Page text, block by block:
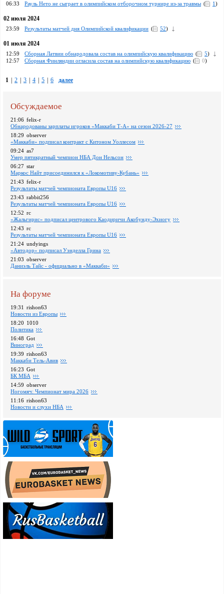
06:33
Рауль Нето не сыграет в олимпийском отборочном турнире из-за травмы ( 1)
02 июля 2024
23:59 Результаты матчей дня Олимпийской квалификации ( 52)
01 июля 2024
12:59 Сборная Латвии обнародовала состав на олимпийскую квалификацию ( 5)
12:57
Сборная Финляндии огласила состав на олимпийскую квалификацию ( 0)
1 2 3 4 5 6 далее
Обсуждаемое
21:06 felix-r
Обнародованы зарплаты игроков «Маккаби Т-А» на сезон 2026-27
18:29 observer
«Маккаби» подписал контракт с Китоном Уоллесом
09:24 as7
Умер пятикратный чемпион НБА Дон Нельсон
06:27 star
Маркос Найт присоединился к «Локомотиву-Кубань»
21:43 felix-r
Pезультаты матчей чемпионата Европы U16
23:43 rabbit256
Pезультаты матчей чемпионата Европы U16
12:52 rc
«Жальгирис» подписал центрового Каодиричи Акобунду-Эхиогу
12:43 rc
Pезультаты матчей чемпионата Европы U16
21:24 undyings
«Автодор» подписал Уэнделла Грина
21:03 observer
Даниэль Тайс - официально в «Маккаби»
На форуме
19:31 rishon63
Новости из Европы
18:20 1010
Политика
16:48 Got
Виноград
19:39 rishon63
Маккаби Тель-Авив
16:23 Got
БК МБА
14:59 observer
Ногомяч: Чемпионат мира 2026
11:16 rishon63
Новости и слухи НБА